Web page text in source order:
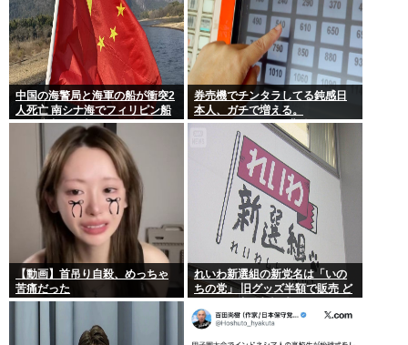
中国の海警局と海軍の船が衝突2
人死亡 南シナ海でフィリピン船
を追跡中、公表までに1年
券売機でチンタラしてる鈍感日
本人、ガチで増える。
197cm57kgの俺が背後5cmまで
接近してるのに急ぎもしない
【動画】首吊り自殺、めっちゃ
苦痛だった
れいわ新選組の新党名は「いの
ちの党」 旧グッズ半額で販売 ど